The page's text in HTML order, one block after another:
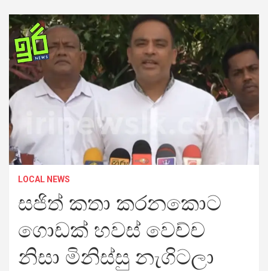
LOCAL NEWS
සජිත් කතා කරනකොට
ගොඩක් හවස් වෙච්ච
නිසා මිනිස්සු නැගිටලා